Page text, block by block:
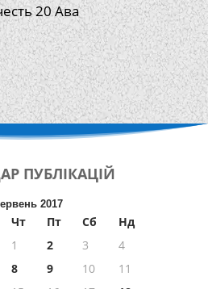
20 Ава
ПУБЛІКАЦІЙ
2017
Чт Пт Сб
Нд
1
2 3
4
8 9 10
11